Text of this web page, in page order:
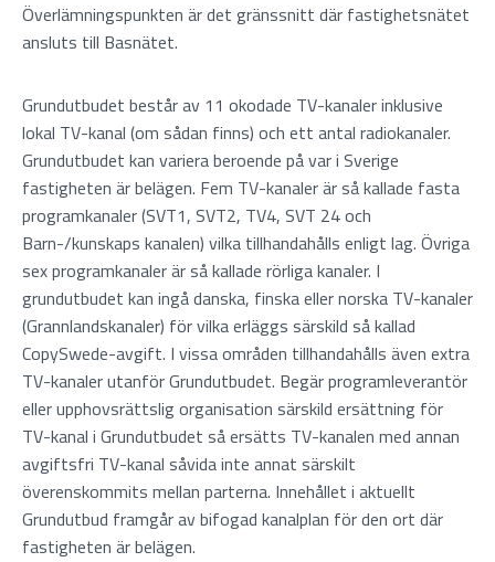
Överlämningspunkten är det gränssnitt där fastighetsnätet
ansluts till Basnätet.
Grundutbudet består av 11 okodade TV-kanaler inklusive
lokal TV-kanal (om sådan finns) och ett antal radiokanaler.
Grundutbudet kan variera beroende på var i Sverige
fastigheten är belägen. Fem TV-kanaler är så kallade fasta
programkanaler (SVT1, SVT2, TV4, SVT 24 och
Barn-/kunskaps kanalen) vilka tillhandahålls enligt lag. Övriga
sex programkanaler är så kallade rörliga kanaler. I
grundutbudet kan ingå danska, finska eller norska TV-kanaler
(Grannlandskanaler) för vilka erläggs särskild så kallad
CopySwede-avgift. I vissa områden tillhandahålls även extra
TV-kanaler utanför Grundutbudet. Begär programleverantör
eller upphovsrättslig organisation särskild ersättning för
TV-kanal i Grundutbudet så ersätts TV-kanalen med annan
avgiftsfri TV-kanal såvida inte annat särskilt
överenskommits mellan parterna. Innehållet i aktuellt
Grundutbud framgår av bifogad kanalplan för den ort där
fastigheten är belägen.